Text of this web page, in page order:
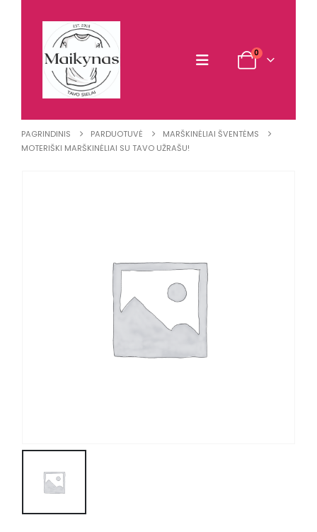
0
PAGRINDINIS PARDUOTUVĖ
MARŠKINĖLIAI ŠVENTĖMS
MOTERIŠKI MARŠKINĖLIAI SU TAVO UŽRAŠU!